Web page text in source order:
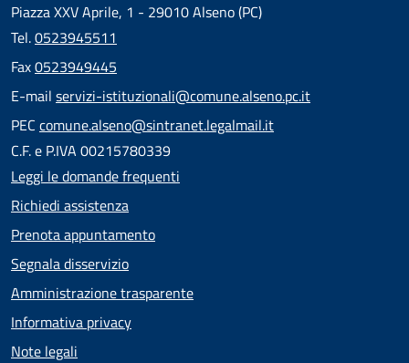
Piazza XXV Aprile, 1 - 29010 Alseno (PC)
Tel.0523945511
Fax0523949445
E-mail servizi-istituzionali@comune.alseno.pc.it
PEC comune.alseno@sintranet.legalmail.it
C.F. e P.IVA 00215780339
Leggi le domande frequenti
Richiedi assistenza
Prenota appuntamento
Segnala disservizio
Amministrazione trasparente
Informativa privacy
Note legali